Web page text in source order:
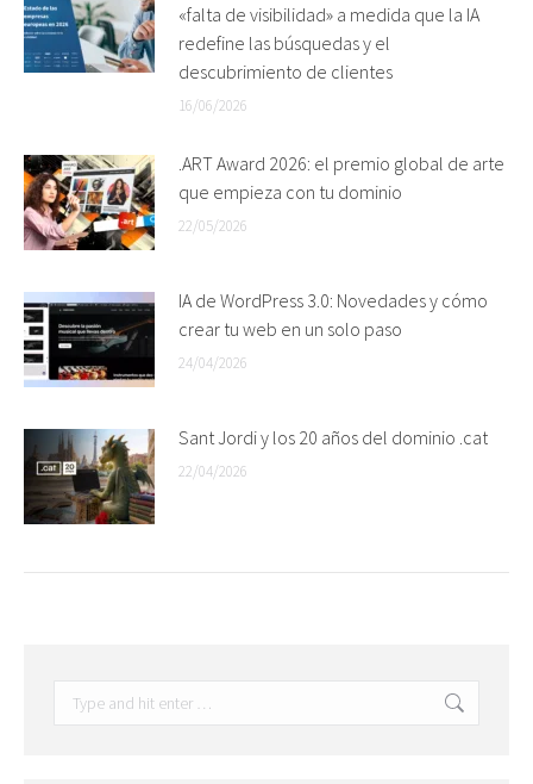
«falta de visibilidad» a medida que la IA
redefine las búsquedas y el
descubrimiento de clientes
16/06/2026
.ART Award 2026: el premio global de arte
que empieza con tu dominio
22/05/2026
IA de WordPress 3.0: Novedades y cómo
crear tu web en un solo paso
24/04/2026
Sant Jordi y los 20 años del dominio .cat
22/04/2026